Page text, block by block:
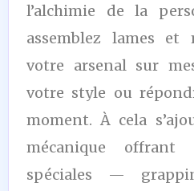
l’alchimie de la
assemblez lames et
votre arsenal sur
votre style ou
moment. À cela
mécanique offrant
spéciales —